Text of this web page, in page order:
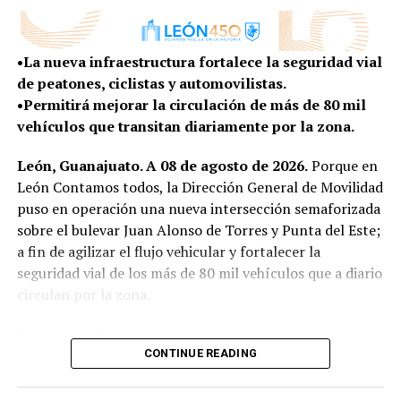
rural.
Con más obras, vivienda y programas construidos de la
mano de sus habitantes, el Gobierno Municipal
mantiene la cercanía con las comunidades rurales para
escuchar sus necesidades y convertirlas en resultados
cambia con enorme rapidez, esa tarea exige abrir nuevas
conversaciones, escuchar nuevas voces y entender las
tendencias que ya están transformando la manera en
que vivimos, trabajamos, nos movemos y convivimos”,
expresó.
proceso permitirá que León llegue a su 450 aniversario
no solo para celebrar su historia, sino también para
imaginar y construir la ciudad que quiere ser en las
próximas décadas, con una visión compartida entre los
distintos sectores de la sociedad.
“Porque una ciudad con 450 años de historia
valentía su siguiente etapa”, agregó.
SEIS EJES PARA IMAGINAR EL LEÓN DEL FUTURO
•La nueva infraestructura fortalece la seguridad vial
de peatones, ciclistas y automovilistas.
•Permitirá mejorar la circulación de más de 80 mil
vehículos que transitan diariamente por la zona.
León, Guanajuato. A 08 de agosto de 2026.Porque en
León Contamos todos, la Dirección General de Movilidad
puso en operación una nueva intersección semaforizada
sobre el bulevar Juan Alonso de Torres y Punta del Este;
a fin de agilizar el flujo vehicular y fortalecer la
seguridad vial de los más de 80 mil vehículos que a diario
circulan por la zona.
El proyecto de esta nueva intersección semaforizada no
solo contempló la instalación de dispositivos de control
CONTINUE READING